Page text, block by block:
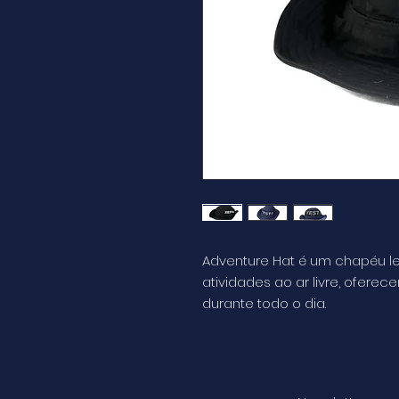
Adventure Hat é um chapéu
atividades ao ar livre,
durante todo o dia.